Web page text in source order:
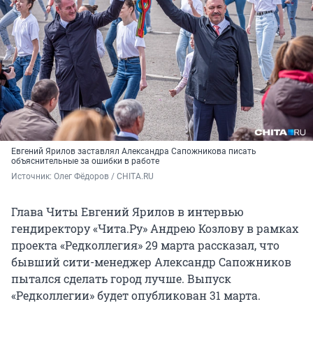
Евгений Ярилов заставлял Александра Сапожникова писать
объяснительные за ошибки в работе
Источник: Олег Фёдоров / CHITA.RU
Глава Читы Евгений Ярилов в интервью
гендиректору «Чита.Ру» Андрею Козлову в рамках
проекта «Редколлегия» 29 марта рассказал, что
бывший сити-менеджер Александр Сапожников
пытался сделать город лучше. Выпуск
«Редколлегии» будет опубликован 31 марта.